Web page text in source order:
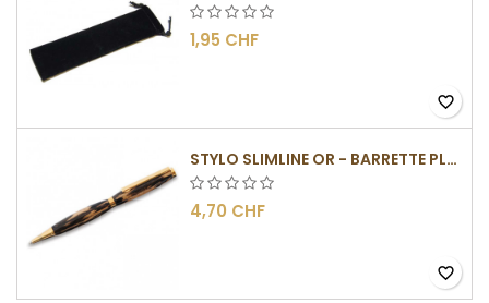
1,95 CHF
favorite_border
STYLO SLIMLINE OR - BARRETTE PLATE
4,70 CHF
favorite_border